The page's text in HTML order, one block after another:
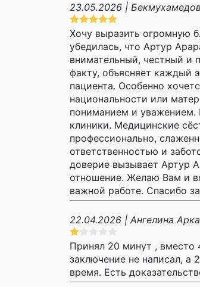
23.05.2026 |
Хочу выразить огромную
убедилась, что Артур
внимательный, честный и
факту, объясняет каждый
пациента. Особенно
национальности или
пониманием и уважением.
клиники. Медицинские
профессионально,
ответственностью и
доверие вызывает Артур
отношение. Желаю Вам и
важной работе. Спасибо
22.04.2026 | Ангелина
Принял 20 минут , вместо
заключение не написал, а
время. Есть